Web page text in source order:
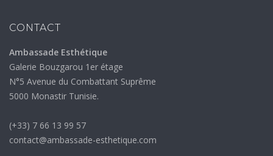
CONTACT
Ambassade Esthétique
Galerie Bouzgarou 1er étage
N°5 Avenue du Combattant Suprême
5000 Monastir Tunisie.
(+33) 7 66 13 99 57
contact@ambassade-esthetique.com